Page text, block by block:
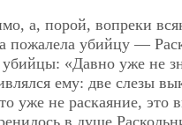
а, порой, вопреки
пожалела убийцу —
«Давно уже не
ему: две слезы
уже не раскаяние,